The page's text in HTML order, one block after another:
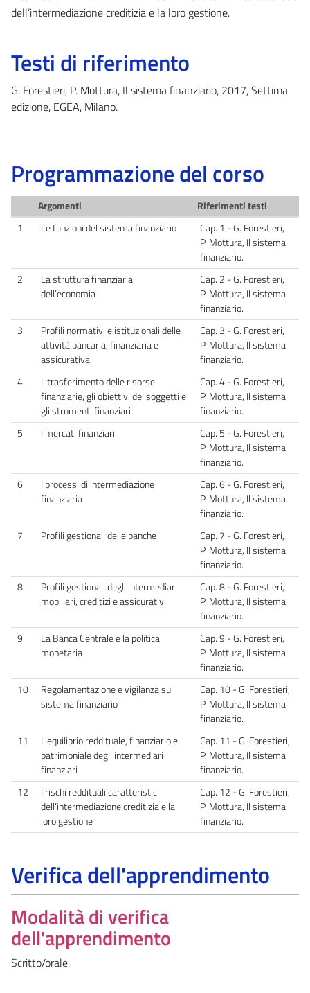
dell’intermediazione creditizia e la loro gestione.
Testi di riferimento
G. Forestieri, P. Mottura, Il sistema finanziario, 2017, Settima
edizione, EGEA, Milano.
Programmazione del corso
Argomenti
Riferimenti testi
1
Le funzioni del sistema finanziario
Cap. 1 - G. Forestieri,
P. Mottura, Il sistema
finanziario.
2
La struttura finanziaria
dell’economia
Cap. 2 - G. Forestieri,
P. Mottura, Il sistema
finanziario.
3
Profili normativi e istituzionali delle
attività bancaria, finanziaria e
assicurativa
Cap. 3 - G. Forestieri,
P. Mottura, Il sistema
finanziario.
4
Il trasferimento delle risorse
finanziarie, gli obiettivi dei soggetti e
gli strumenti finanziari
Cap. 4 - G. Forestieri,
P. Mottura, Il sistema
finanziario.
5
I mercati finanziari
Cap. 5 - G. Forestieri,
P. Mottura, Il sistema
finanziario.
6
I processi di intermediazione
finanziaria
Cap. 6 - G. Forestieri,
P. Mottura, Il sistema
finanziario.
7
Profili gestionali delle banche
Cap. 7 - G. Forestieri,
P. Mottura, Il sistema
finanziario.
8
Profili gestionali degli intermediari
mobiliari, creditizi e assicurativi
Cap. 8 - G. Forestieri,
P. Mottura, Il sistema
finanziario.
9
La Banca Centrale e la politica
monetaria
Cap. 9 - G. Forestieri,
P. Mottura, Il sistema
finanziario.
10
Regolamentazione e vigilanza sul
sistema finanziario
Cap. 10 - G. Forestieri,
P. Mottura, Il sistema
finanziario.
11
L’equilibrio reddituale, finanziario e
patrimoniale degli intermediari
finanziari
Cap. 11 - G. Forestieri,
P. Mottura, Il sistema
finanziario.
12
I rischi reddituali caratteristici
dell’intermediazione creditizia e la
loro gestione
Cap. 12 - G. Forestieri,
P. Mottura, Il sistema
finanziario.
Verifica dell'apprendimento
Modalità di verifica
dell'apprendimento
Scritto/orale.